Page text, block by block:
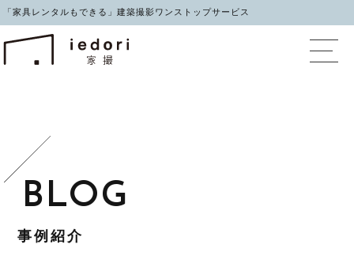
「家具レンタルもできる」建築撮影ワンストップサービス
イエドリ（家撮）家
事例紹介